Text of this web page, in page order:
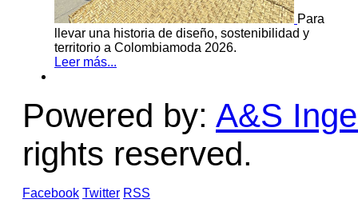
Para
llevar una historia de diseño, sostenibilidad y
territorio a Colombiamoda 2026.
Leer más...
Powered by: A&S
rights reserved.
Facebook Twitter RSS